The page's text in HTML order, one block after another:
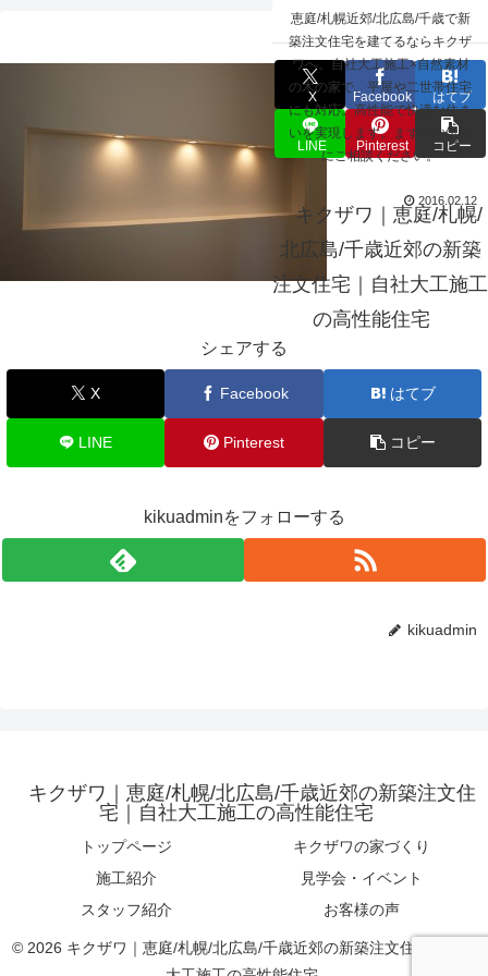
恵庭/札幌近郊/北広島/千歳で新
築注文住宅を建てるならキクザ
ワへ。自社大工施工×自然素材
の木の家で、平屋や二世帯住宅
にも対応。高性能で快適な住ま
いを実現します。まずはお気軽
にご相談ください。
キクザワ｜恵庭/札幌/
北広島/千歳近郊の新築
注文住宅｜自社大工施工
の高性能住宅
☰
other_037
X Facebook はてブ
LINE Pinterest コピー
2016.02.12
シェアする
X Facebook はてブ
LINE Pinterest コピー
kikuadminをフォローする
kikuadmin
キクザワ｜恵庭/札幌/北広島/千歳近郊の新築注文住
宅｜自社大工施工の高性能住宅
トップページ
キクザワの家づくり
施工紹介
見学会・イベント
スタッフ紹介
お客様の声
© 2026 キクザワ｜恵庭/札幌/北広島/千歳近郊の新築注文住宅｜自社